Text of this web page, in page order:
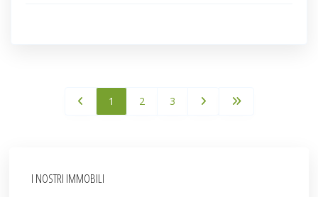
1 2 3
I NOSTRI IMMOBILI